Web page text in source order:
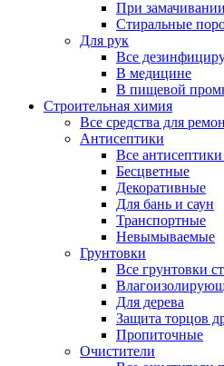
При замачивании
Стиральные
Для рук
Все
В медицине
В пищевой
Строительная химия
Все средства для
Антисептики
Все
Бесцветные
Декоративные
Для бань и саун
Транспортные
Невымываемые
Грунтовки
Все грунтовки
Для дерева
Защита торцов
Пропиточные
Очистители